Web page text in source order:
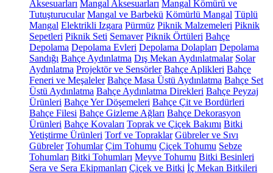
Aksesuarları Mangal Aksesuarları Mangal Kömürü ve
Tutuşturucular Mangal ve Barbekü Kömürlü Mangal Tüplü
Mangal Elektrikli Izgara Pürmüz Piknik Malzemeleri Piknik
Sepetleri Piknik Seti Semaver Piknik Örtüleri Bahçe
Depolama Depolama Evleri Depolama Dolapları Depolama
Sandığı Bahçe Aydınlatma Dış Mekan Aydınlatmalar Solar
Aydınlatma Projektör ve Sensörler Bahçe Aplikleri Bahçe
Feneri ve Meşaleler Bahçe Masa Üstü Aydınlatma Bahçe Set
Üstü Aydınlatma Bahçe Aydınlatma Direkleri Bahçe Peyzaj
Ürünleri Bahçe Yer Döşemeleri Bahçe Çit ve Bordürleri
Bahçe Filesi Bahçe Gizleme Ağları Bahçe Dekorasyon
Ürünleri Bahçe Kovaları Toprak ve Çiçek Bakımı Bitki
Yetiştirme Ürünleri Torf ve Topraklar Gübreler ve Sıvı
Gübreler Tohumlar Çim Tohumu Çiçek Tohumu Sebze
Tohumları Bitki Tohumları Meyve Tohumu Bitki Besinleri
Sera ve Sera Ekipmanları Çiçek ve Bitki İç Mekan Bitkileri